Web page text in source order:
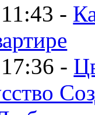
-
-